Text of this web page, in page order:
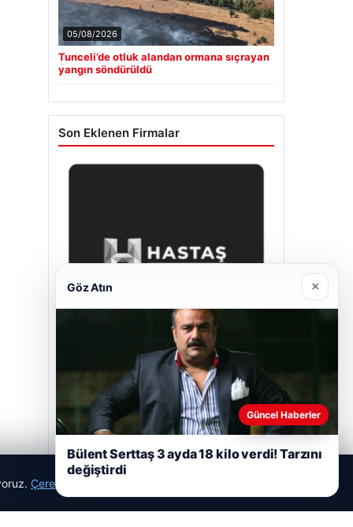
05/08/2026
Tunceli’de otluk alandan ormana sıçrayan
yangın söndürüldü
Son Eklenen Firmalar
Hastaş Beton
26/05/2026
Çerez Politikamız
Göz Atın ×
Güncel Haberler
Bülent Serttaş 3 ayda 18 kilo verdi! Tarzını
değiştirdi